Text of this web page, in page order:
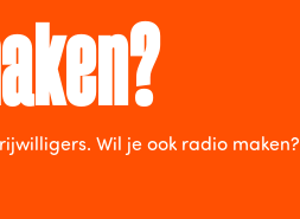
Wil je ook radio maken?